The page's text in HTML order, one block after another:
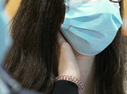
Núcleo de Estudo de Fibrose Quística